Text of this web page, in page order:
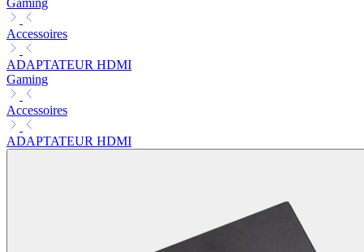
Gaming
Accessoires
ADAPTATEUR HDMI
Gaming
Accessoires
ADAPTATEUR HDMI